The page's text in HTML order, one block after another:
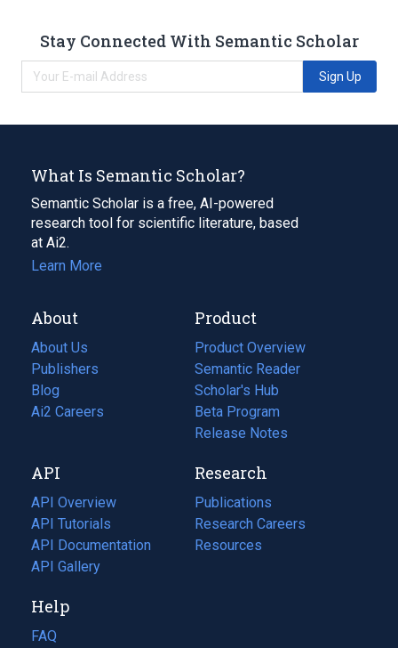
Stay Connected With Semantic Scholar
Sign Up
What Is Semantic Scholar?
Semantic Scholar is a free, AI-powered
research tool for scientific literature, based
at Ai2.
Learn More
About
About Us
Publishers
Blog
(opens
in
tab)
Ai2 Careers
(opens
new
tab)
Product
Product Overview
Semantic Reader
Scholar's Hub
Beta Program
Release Notes
API
API Overview
API Tutorials
API Documentation
(opens
in
new
tab)
API Gallery
Research
Publications
(opens
in
a
Research Careers
(opens
in
Resources
(opens
Help
FAQ